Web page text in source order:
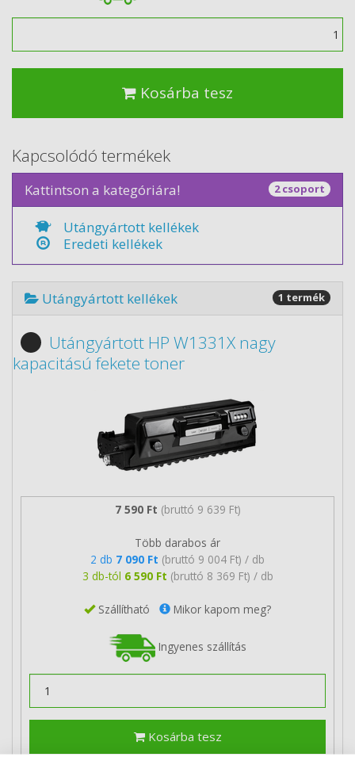
Kosárba tesz
Kapcsolódó termékek
Kattintson a kategóriára! 2 csoport
Utángyártott kellékek
Eredeti kellékek
Utángyártott kellékek 1 termék
Utángyártott HP W1331X nagy
kapacitású fekete toner
7 590 Ft (bruttó 9 639 Ft)
Több darabos ár
2 db 7 090 Ft (bruttó 9 004 Ft) / db
3 db-tól 6 590 Ft (bruttó 8 369 Ft) / db
Szállítható Mikor kapom meg?
Ingyenes szállítás
Kosárba tesz